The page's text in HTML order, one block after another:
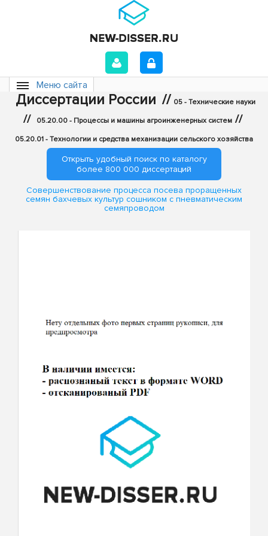
Меню сайта
Диссертации России // 05 - Технические науки
// 05.20.00 - Процессы и машины агроинженерных систем //
05.20.01 - Технологии и средства механизации сельского хозяйства
Открыть удобный поиск по каталогу
более 800 000 диссертаций
Совершенствование процесса посева проращенных
семян бахчевых культур сошником с пневматическим
семяпроводом